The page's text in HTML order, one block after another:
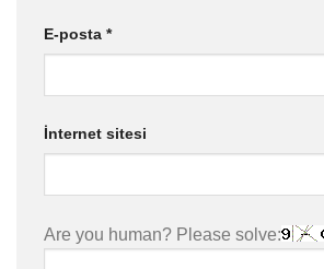
E-posta *
İnternet sitesi
Are you human? Please solve: